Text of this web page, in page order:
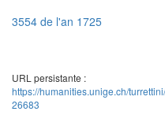
3554 de l'an 1725
URL persistante :
https://humanities.unige.ch/
26683